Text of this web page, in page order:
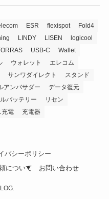
ESR flexispot
Fold4
LINDY LISEN
logicool
USB-C
Wallet
ウォレット
エレコム
サンワダイレクト
スタンド
アンバサダー
データ復元
バッテリー
リセン
充電 充電器
バシーポリシー
について
お問い合わせ